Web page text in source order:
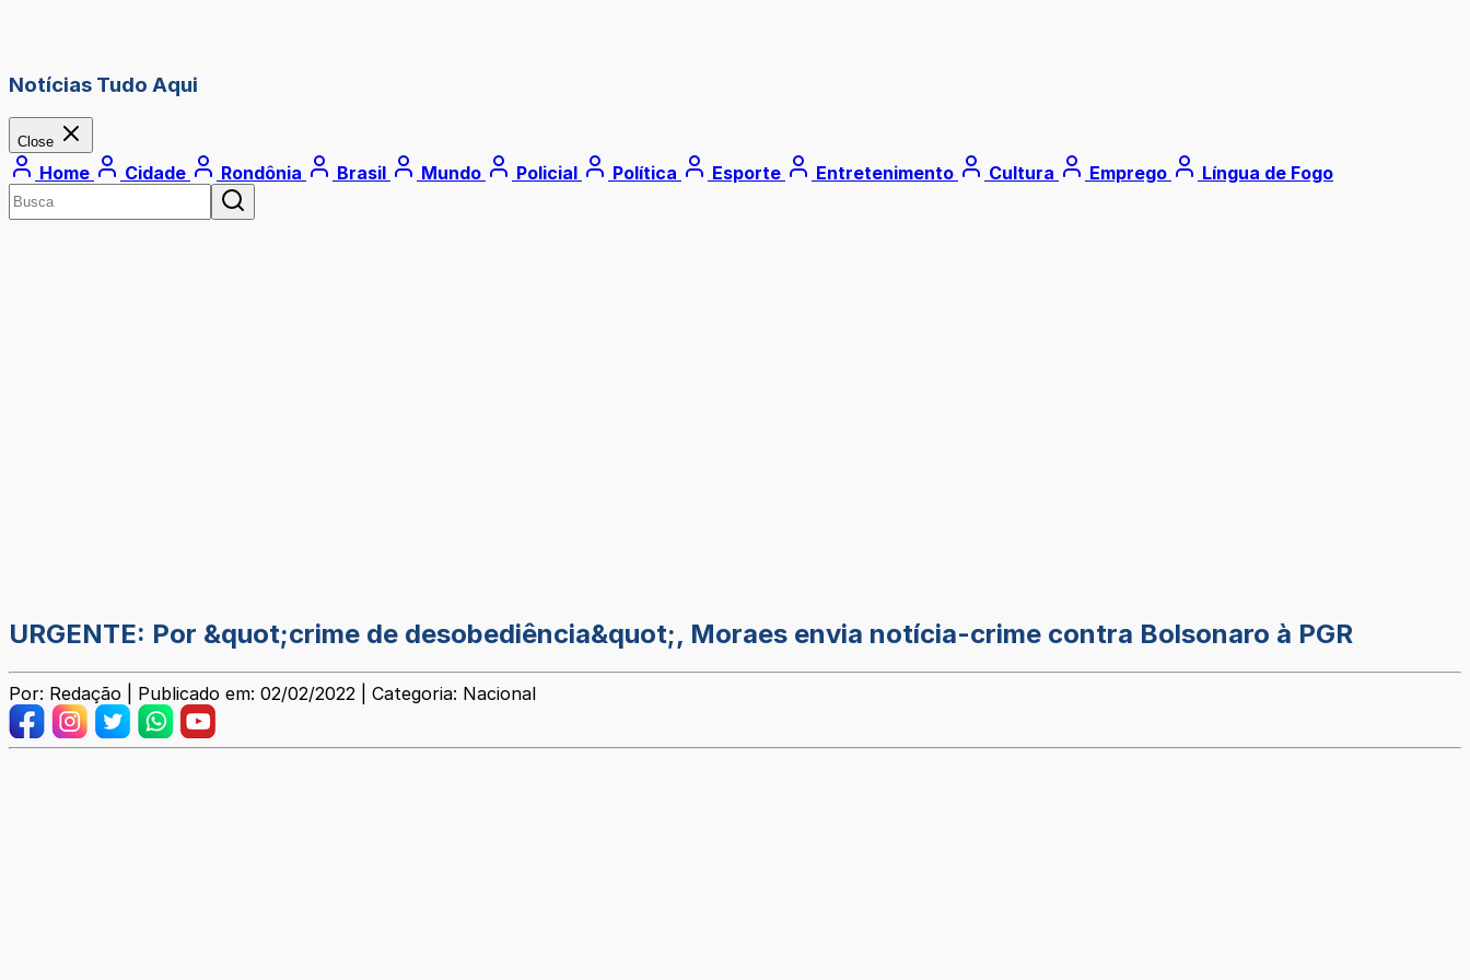
Notícias Tudo Aqui
Close
Home Cidade Rondônia Brasil Mundo Policial Política Esporte Entretenimento Cultura Emprego Língua de Fogo
URGENTE: Por &quot;crime de desobediência&quot;, Moraes envia notícia-crime contra Bolsonaro à PGR
Por: Redação | Publicado em: 02/02/2022 | Categoria: Nacional